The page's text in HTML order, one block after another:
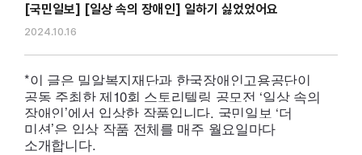
[국민일보] [일상 속의 장애인] 일하기 싫었었어요
2024.10.16
*이 글은 밀알복지재단과 한국장애인고용공단이
공동 주최한 제10회 스토리텔링 공모전 ‘일상 속의
장애인’에서 입상한 작품입니다. 국민일보 ‘더
미션’은 입상 작품 전체를 매주 월요일마다
소개합니다.